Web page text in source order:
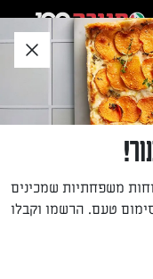
משפחתיות שמכינים
טעם. הרשמו וקבלו